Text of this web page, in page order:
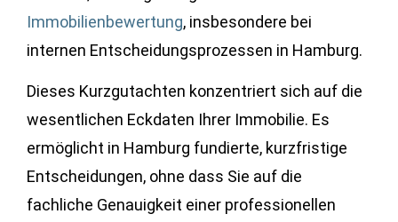
Immobilienbewertung, insbesondere bei
internen Entscheidungsprozessen in Hamburg.
Dieses Kurzgutachten konzentriert sich auf die
wesentlichen Eckdaten Ihrer Immobilie. Es
ermöglicht in Hamburg fundierte, kurzfristige
Entscheidungen, ohne dass Sie auf die
fachliche Genauigkeit einer professionellen